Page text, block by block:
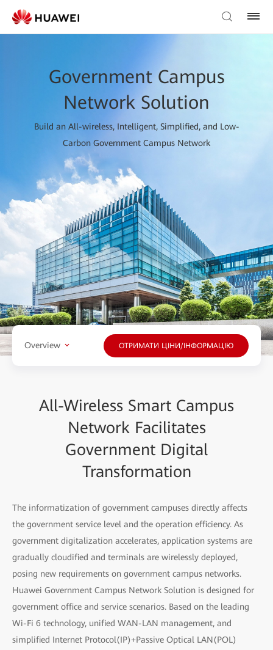
Government Campus
Network Solution
Build an All-wireless, Intelligent, Simplified, and Low-
Carbon Government Campus Network
Overview ОТРИМАТИ ЦІНИ/ІНФОРМАЦІЮ
All-Wireless Smart Campus
Network Facilitates
Government Digital
Transformation
The informatization of government campuses directly affects
the government service level and the operation efficiency. As
government digitalization accelerates, application systems are
gradually cloudified and terminals are wirelessly deployed,
posing new requirements on government campus networks.
Huawei Government Campus Network Solution is designed for
government office and service scenarios. Based on the leading
Wi-Fi 6 technology, unified WAN-LAN management, and
simplified Internet Protocol(IP)+Passive Optical LAN(POL)